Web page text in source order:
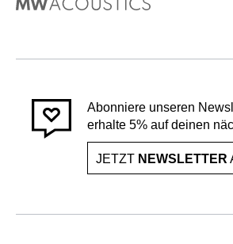
Abonniere unseren
erhalte 5% auf deinen
JETZT NEWSLETTER